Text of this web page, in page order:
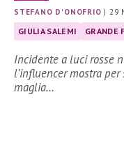
STEFANO D'ONOFRIO |29
GIULIA SALEMI GRANDE
Incidente a luci rosse
l’influencer mostra
maglia…